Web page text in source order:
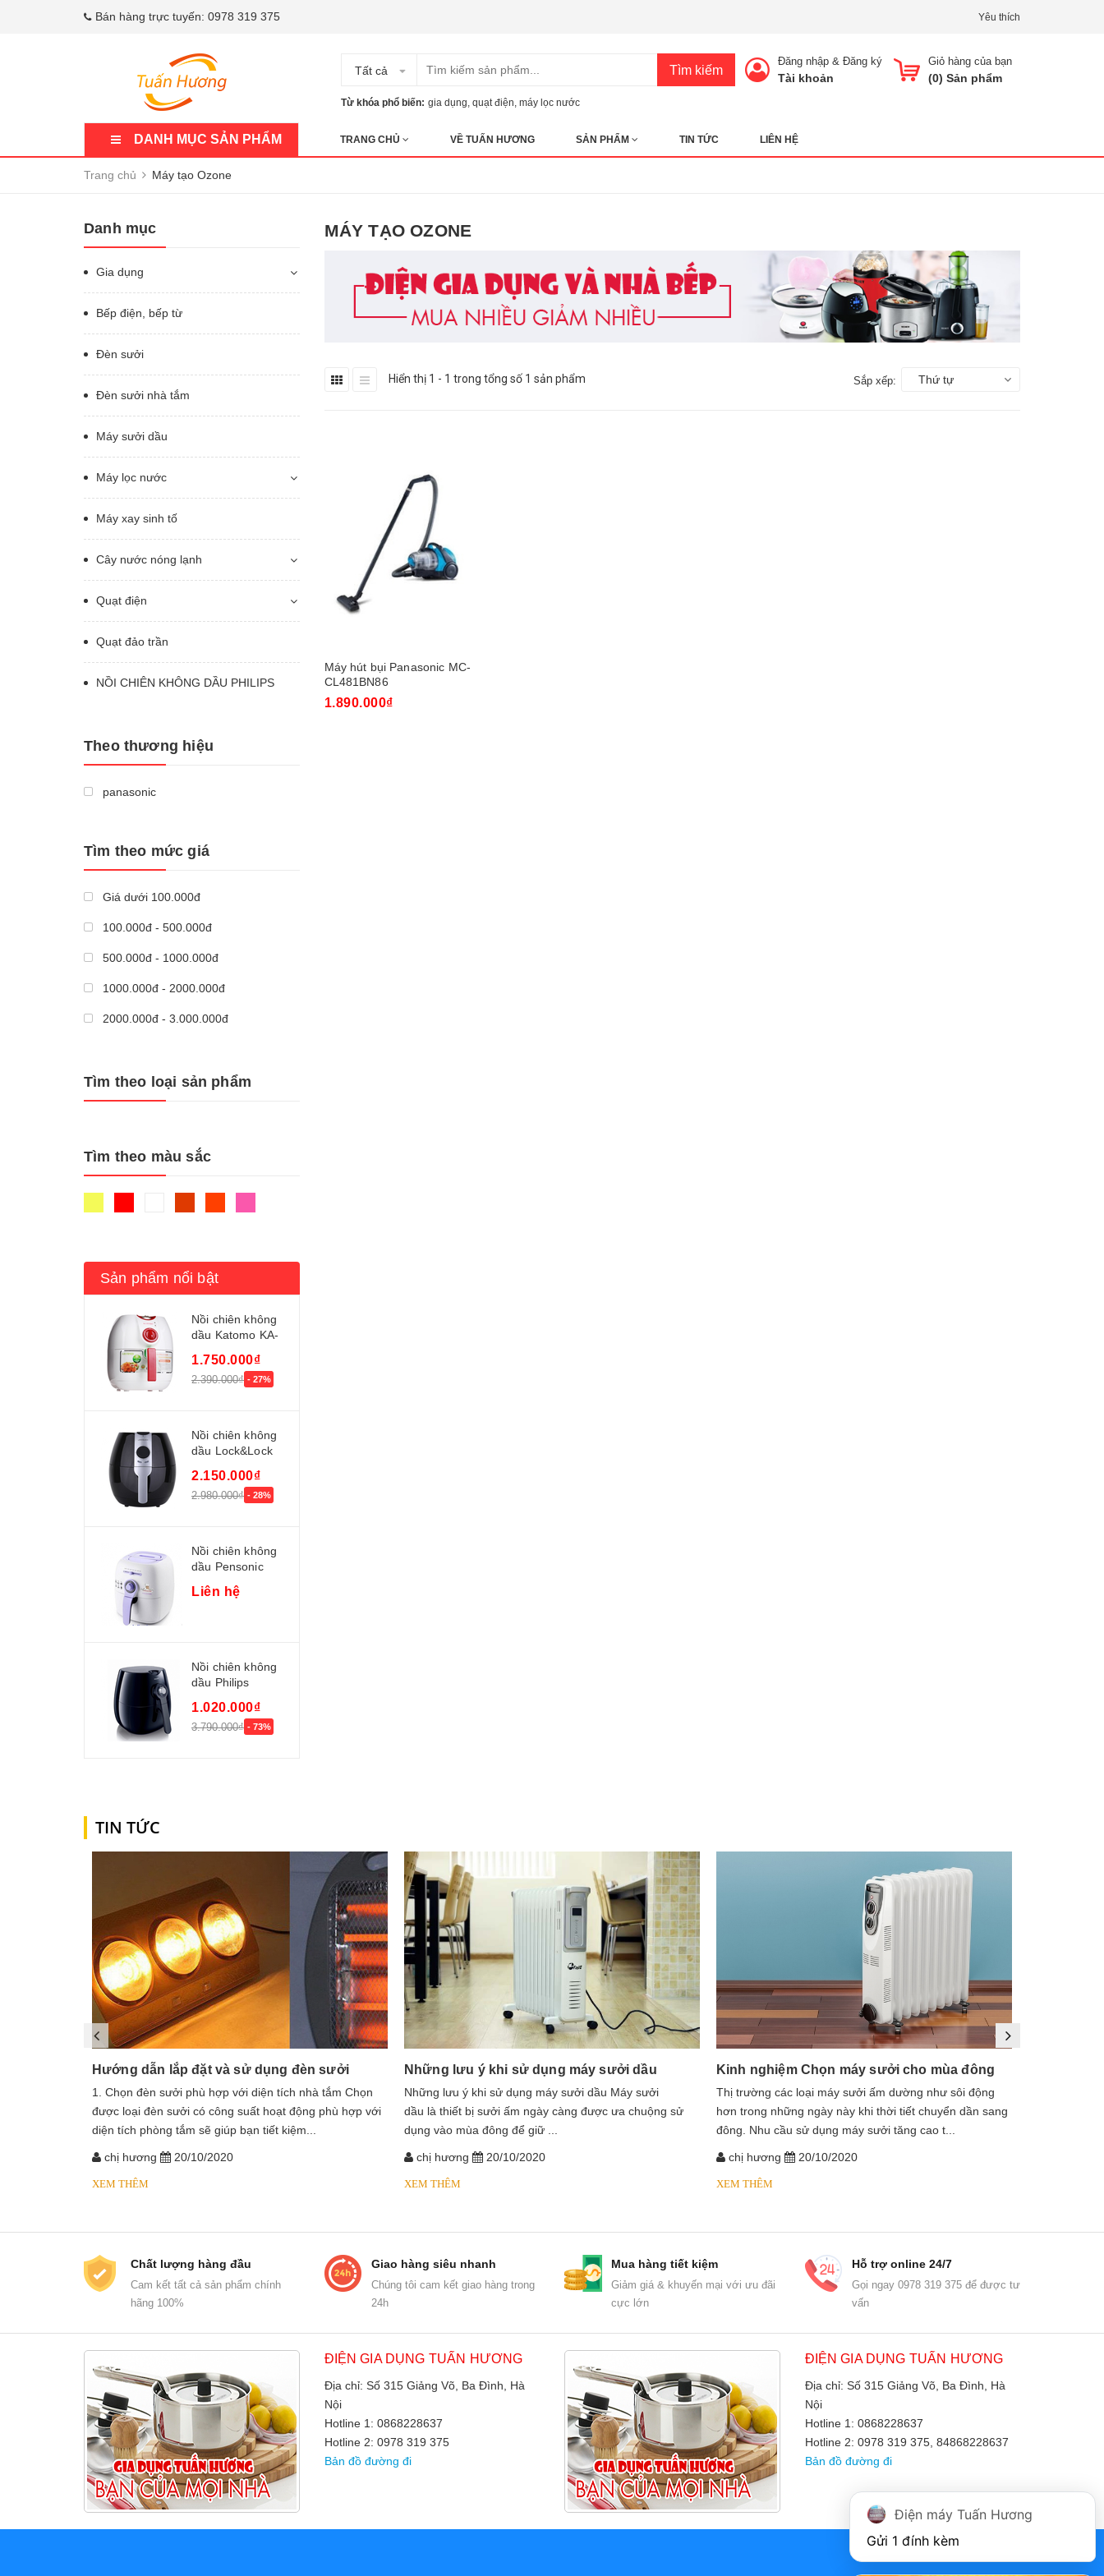
Bán hàng trực tuyến: 0978 319 375 Yêu thích
Tất cả Tìm kiếm
Từ khóa phổ biến: gia dụng, quạt điện, máy lọc nước
Giỏ hàng của bạn
(0) Sản phẩm
Đăng nhập & Đăng ký
Tài khoản
DANH MỤC SẢN PHẨM TRANG CHỦ VỀ TUẤN HƯƠNG SẢN PHẨM TIN TỨC LIÊN HỆ
Trang chủ Máy tạo Ozone
MÁY TẠO OZONE
Hiển thị 1 - 1 trong tổng số 1 sản phẩm Sắp xếp: Thứ tự
Máy hút bụi Panasonic MC-
CL481BN86
1.890.000₫
Danh mục
Gia dụng
Bếp điện, bếp từ
Đèn sưởi
Đèn sưởi nhà tắm
Máy sưởi dầu
Máy lọc nước
Máy xay sinh tố
Cây nước nóng lạnh
Quạt điện
Quạt đảo trần
NỒI CHIÊN KHÔNG DẦU PHILIPS
Theo thương hiệu
panasonic
Tìm theo mức giá
Giá dưới 100.000đ
100.000đ - 500.000đ
500.000đ - 1000.000đ
1000.000đ - 2000.000đ
2000.000đ - 3.000.000đ
Tìm theo loại sản phẩm
Tìm theo màu sắc
Sản phẩm nổi bật
Nồi chiên không
dầu Katomo KA-
1.750.000₫
2.390.000₫ - 27%
Nồi chiên không
dầu Lock&Lock
2.150.000₫
2.980.000₫ - 28%
Nồi chiên không
dầu Pensonic
Liên hệ
Nồi chiên không
dầu Philips
nhập...
1.020.000₫
3.790.000₫ - 73%
TIN TỨC
Hướng dẫn lắp đặt và sử dụng đèn sưởi
1. Chọn đèn sưởi phù hợp với diện tích nhà tắm Chọn
được loại đèn sưởi có công suất hoạt động phù hợp với
diện tích phòng tắm sẽ giúp bạn tiết kiệm...
chị hương 20/10/2020
XEM THÊM
Những lưu ý khi sử dụng máy sưởi dầu
​​​​​​Những lưu ý khi sử dụng máy sưởi dầu Máy sưởi
dầu là thiết bị sưởi ấm ngày càng được ưa chuộng sử
dụng vào mùa đông để giữ ...
chị hương 20/10/2020
XEM THÊM
Kinh nghiệm Chọn máy sưởi cho mùa đông
Thị trường các loại máy sưởi ấm dường như sôi động
hơn trong những ngày này khi thời tiết chuyển dần sang
đông. Nhu cầu sử dụng máy sưởi tăng cao t...
chị hương 20/10/2020
XEM THÊM
Chất lượng hàng đầu
Cam kết tất cả sản phẩm chính
hãng 100%
Giao hàng siêu nhanh
Chúng tôi cam kết giao hàng trong
24h
Mua hàng tiết kiệm
Giảm giá & khuyến mại với ưu đãi
cực lớn
Hỗ trợ online 24/7
Gọi ngay 0978 319 375 để được tư
vấn
ĐIỆN GIA DỤNG TUẤN HƯƠNG
Địa chỉ: Số 315 Giảng Võ, Ba Đình, Hà
Nội
Hotline 1: 0868228637
Hotline 2: 0978 319 375
Bản đồ đường đi
ĐIỆN GIA DỤNG TUẤN HƯƠNG
Địa chỉ: Số 315 Giảng Võ, Ba Đình, Hà
Nội
Hotline 1: 0868228637
Hotline 2: 0978 319 375, 84868228637
Bản đồ đường đi
Điện máy Tuấn Hương
Gửi 1 đính kèm